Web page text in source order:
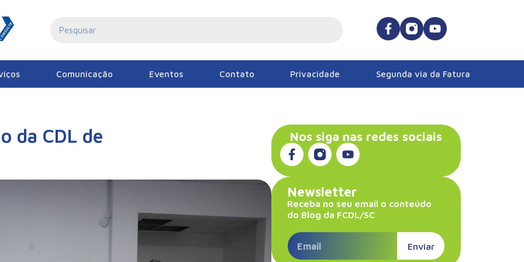
Comunicação Eventos Contato Privacidade Segunda via da Fatura
da CDL de
Nos siga nas redes sociais
Newsletter
Receba no seu email o conteúdo
do Blog da FCDL/SC
Enviar